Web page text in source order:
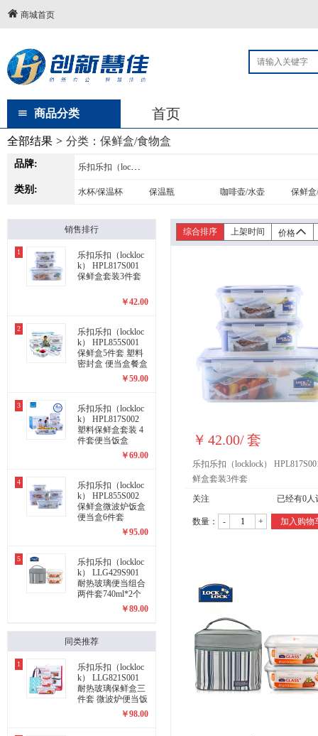
商城首页
商品分类 首页
全部结果 > 分类： 保鲜盒/食物盒
品牌: 乐扣乐扣（locklock）
类别: 水杯/保温杯 保温瓶 咖啡壶/水壶 保鲜
销售排行
1
乐扣乐扣（lockloc
k） HPL817S001
保鲜盒套装3件套
￥42.00
2
乐扣乐扣（lockloc
k） HPL855S001
保鲜盒5件套 塑料
密封盒 便当盒餐盒
￥59.00
3
乐扣乐扣（lockloc
k） HPL817S002
塑料保鲜盒套装 4
件套便当饭盒
￥69.00
4
乐扣乐扣（lockloc
k） HPL855S002
保鲜盒微波炉饭盒
便当盒6件套
￥95.00
5
乐扣乐扣（lockloc
k） LLG429S901
耐热玻璃便当组合
两件套740ml*2个
￥89.00
同类推荐
1
乐扣乐扣（lockloc
k） LLG821S001
耐热玻璃保鲜盒三
件套 微波炉便当饭
￥98.00
综合排序 上架时间 价格
￥ 42.00/套
乐扣乐扣（locklock）
鲜盒套装3件套
关注
已经有0人
数量： - + 加入购物